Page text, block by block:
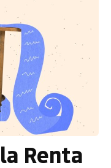
Renta